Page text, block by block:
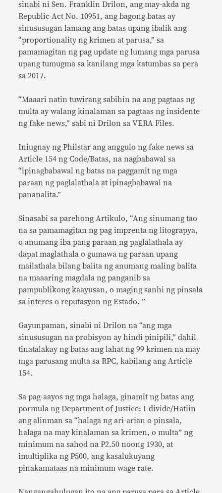
sinabi ni Sen. Franklin Drilon, ang may-akda ng
Republic Act No. 10951, ang bagong batas ay
sinususugan lamang ang batas upang ibalik ang
“proportionality ng krimen at parusa,” sa
pamamagitan ng pag update ng lumang mga parusa
upang tumugma sa kanilang mga katumbas sa pera
sa 2017.
“Maaari natin tuwirang sabihin na ang pagtaas ng
multa ay walang kinalaman sa pagtaas ng insidente
ng fake news,” sabi ni Drilon sa VERA Files.
Iniugnay ng Philstar ang anggulo ng fake news sa
Article 154 ng Code/Batas, na nagbabawal sa
“ipinagbabawal ng batas na paggamit ng mga
paraan ng paglalathala at ipinagbabawal na
pananalita.”
Sinasabi sa parehong Artikulo, “Ang sinumang tao
na sa pamamagitan ng pag imprenta ng litograpya,
o anumang iba pang paraan ng paglalathala ay
dapat maglathala o gumawa ng paraan upang
mailathala bilang balita ng anumang maling balita
na maaaring magdala ng panganib sa
pampublikong kaayusan, o maging sanhi ng pinsala
sa interes o reputasyon ng Estado. ”
Gayunpaman, sinabi ni Drilon na “ang mga
sinususugan na probisyon ay hindi pinipili,” dahil
tinatalakay ng batas ang lahat ng 99 krimen na may
mga parusang multa sa RPC, kabilang ang Article
154.
Sa pag-aayos ng mga halaga, ginamit ng batas ang
pormula ng Department of Justice: I-divide/Hatiin
ang alinman sa “halaga ng ari-arian o pinsala,
halaga na may kinalaman sa krimen, o multa” ng
minimum na sahod na P2.50 noong 1930, at
imultiplika ng P500, ang kasalukuyang
pinakamataas na minimum wage rate.